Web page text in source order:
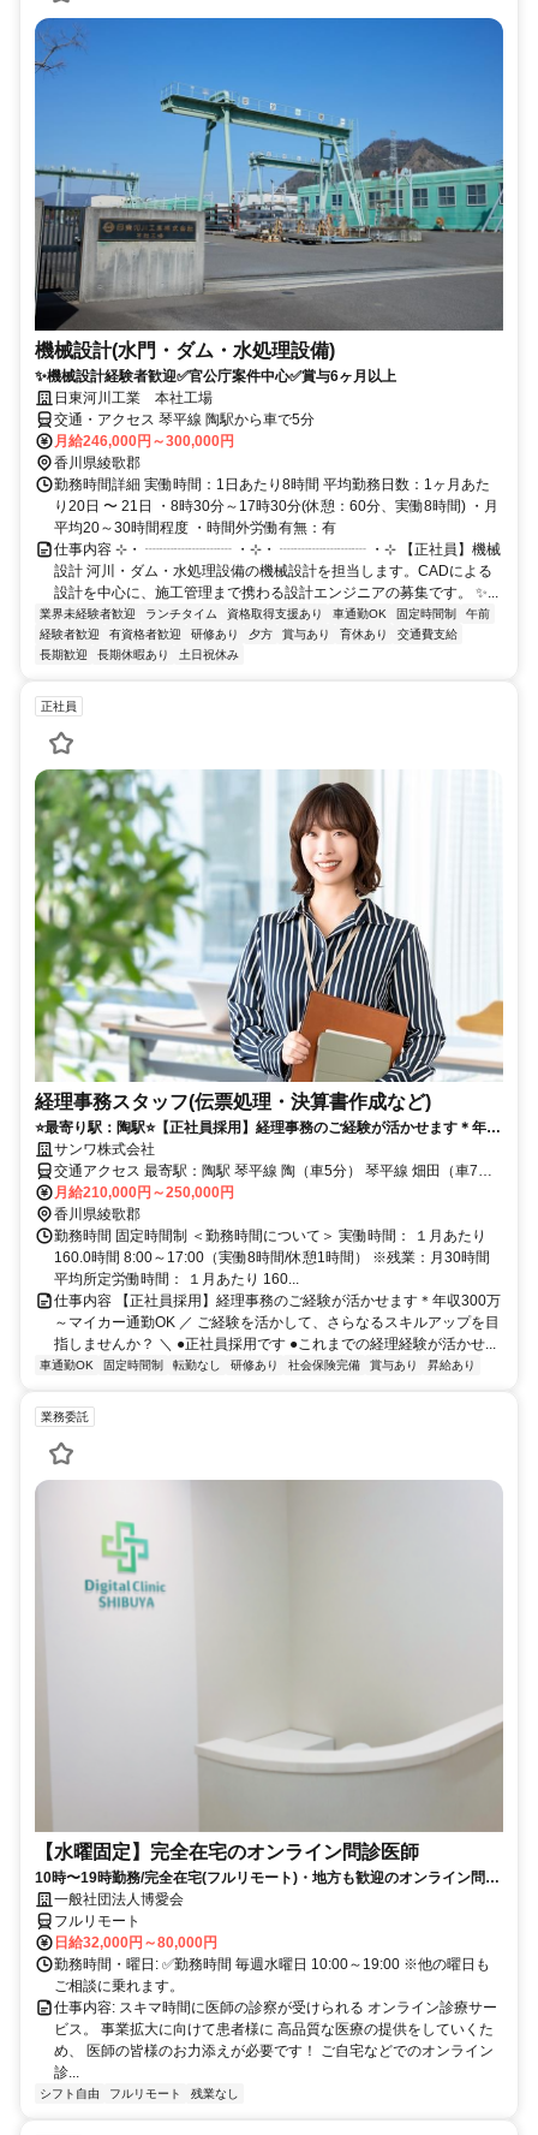
機械設計(水門・ダム・水処理設備)
✨機械設計経験者歓迎✅官公庁案件中心✅賞与6ヶ月以上
日東河川工業 本社工場
交通・アクセス 琴平線 陶駅から車で5分
月給246,000円～300,000円
香川県綾歌郡
勤務時間詳細 実働時間：1日あたり8時間 平均勤務日数：1ヶ月あた
り20日 〜 21日 ・8時30分～17時30分(休憩：60分、実働8時間) ・月
平均20～30時間程度 ・時間外労働有無：有
仕事内容 ⊹・ ┈┈┈┈┈┈ ・⊹・ ┈┈┈┈┈┈ ・⊹ 【正社員】機械
設計 河川・ダム・水処理設備の機械設計を担当します。CADによる
設計を中心に、施工管理まで携わる設計エンジニアの募集です。 ✨...
業界未経験者歓迎 ランチタイム 資格取得支援あり 車通勤OK 固定時間制
午前
経験者歓迎
有資格者歓迎 研修あり 夕方 賞与あり 育休あり
交通費支給
長期歓迎
長期休暇あり 土日祝休み
正社員
経理事務スタッフ(伝票処理・決算書作成など)
⭐️最寄り駅：陶駅⭐️【正社員採用】経理事務のご経験が活かせます＊年収
300万～マイカー通勤OK
サンワ株式会社
交通アクセス 最寄駅：陶駅 琴平線 陶（車5分） 琴平線 畑田（車7
分） ＜車通勤OKです／当面の間転勤なし＞
月給210,000円～250,000円
香川県綾歌郡
勤務時間 固定時間制 ＜勤務時間について＞ 実働時間： １月あたり
160.0時間 8:00～17:00（実働8時間/休憩1時間） ※残業：月30時間
平均所定労働時間： １月あたり 160...
仕事内容 【正社員採用】経理事務のご経験が活かせます＊年収300万
～マイカー通勤OK ／ ご経験を活かして、さらなるスキルアップを目
指しませんか？ ＼ ●正社員採用です ●これまでの経理経験が活かせ...
車通勤OK 固定時間制 転勤なし 研修あり 社会保険完備 賞与あり 昇給あり
業務委託
【水曜固定】完全在宅のオンライン問診医師
10時〜19時勤務/完全在宅(フルリモート)・地方も歓迎のオンライン問診
業務一般社団法人博愛会
フルリモート
日給32,000円～80,000円
勤務時間・曜日: ✅勤務時間 毎週水曜日 10:00～19:00 ※他の曜日も
ご相談に乗れます。
仕事内容: スキマ時間に医師の診察が受けられる オンライン診療サー
ビス。 事業拡大に向けて患者様に 高品質な医療の提供をしていくた
め、 医師の皆様のお力添えが必要です！ ご自宅などでのオンライン
診...
シフト自由 フルリモート 残業なし